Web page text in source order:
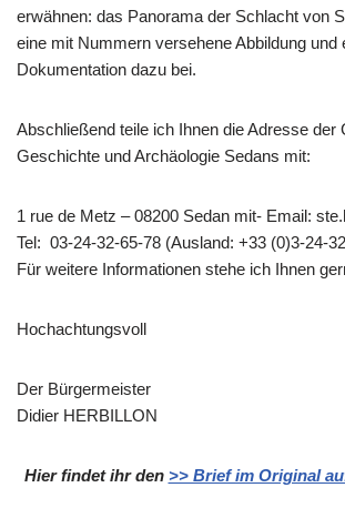
erwähnen: das Panorama der Schlacht von
eine mit Nummern versehene Abbildung und
Dokumentation dazu bei.
Abschließend teile ich Ihnen die Adresse der
Geschichte und Archäologie Sedans mit:
1 rue de Metz – 08200 Sedan mit- Email:
Tel: 03-24-32-65-78 (Ausland: +33 (0)3-24-
Für weitere Informationen stehe ich Ihnen
Hochachtungsvoll
Der Bürgermeister
Didier HERBILLON
Hier findet ihr den >> Brief im Original